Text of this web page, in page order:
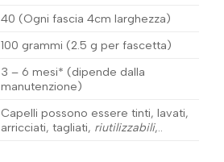
40 (Ogni fascia 4cm larghezza)
100 grammi (2.5 g per fascetta)
3 – 6 mesi* (dipende dalla
manutenzione)
Capelli possono essere tinti, lavati,
arricciati, tagliati, riutilizzabili,..